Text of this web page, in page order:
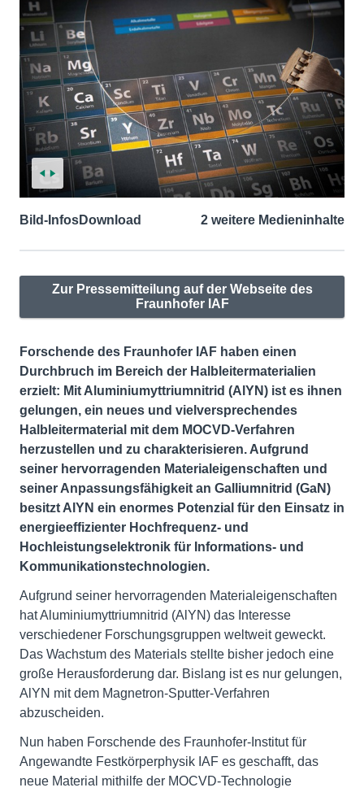
Bild-InfosDownload 2 weitere Medieninhalte
Zur Pressemitteilung auf der Webseite des
Fraunhofer IAF
Forschende des Fraunhofer IAF haben einen
Durchbruch im Bereich der Halbleitermaterialien
erzielt: Mit Aluminiumyttriumnitrid (AlYN) ist es ihnen
gelungen, ein neues und vielversprechendes
Halbleitermaterial mit dem MOCVD-Verfahren
herzustellen und zu charakterisieren. Aufgrund
seiner hervorragenden Materialeigenschaften und
seiner Anpassungsfähigkeit an Galliumnitrid (GaN)
besitzt AlYN ein enormes Potenzial für den Einsatz in
energieeffizienter Hochfrequenz- und
Hochleistungselektronik für Informations- und
Kommunikationstechnologien.
Aufgrund seiner hervorragenden Materialeigenschaften
hat Aluminiumyttriumnitrid (AlYN) das Interesse
verschiedener Forschungsgruppen weltweit geweckt.
Das Wachstum des Materials stellte bisher jedoch eine
große Herausforderung dar. Bislang ist es nur gelungen,
AlYN mit dem Magnetron-Sputter-Verfahren
abzuscheiden.
Nun haben Forschende des Fraunhofer-Institut für
Angewandte Festkörperphysik IAF es geschafft, das
neue Material mithilfe der MOCVD-Technologie